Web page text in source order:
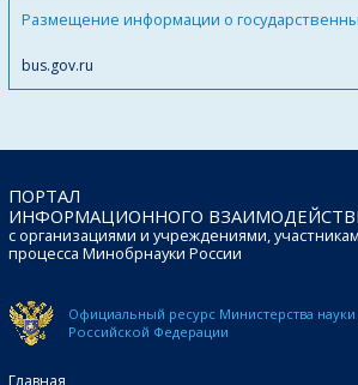
Размещение информации о
bus.gov.ru
ПОРТАЛ
ИНФОРМАЦИОННОГО
с организациями и учреждениями,
процесса Минобрнауки России
Официальный ресурс Министерства науки
Российской Федерации
Главная